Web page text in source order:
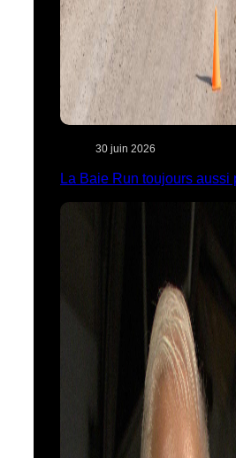
30 juin 2026
La Baie Run toujours aussi